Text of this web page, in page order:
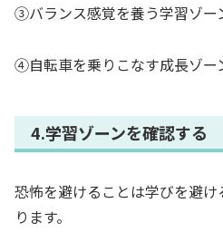
③バランス感覚を養う学習ゾー
④自転車を乗りこなす成長ゾー
4.学習ゾーンを確認する
恐怖を避けることは学びを避
ります。